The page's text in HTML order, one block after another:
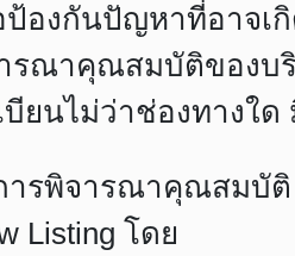
ป้องกันปัญหาที่อาจเ
รณาคุณสมบัติของบริ
บียนไม่ว่าช่องทางใ
ารพิจารณาคุณสมบัติ
Listing โดย